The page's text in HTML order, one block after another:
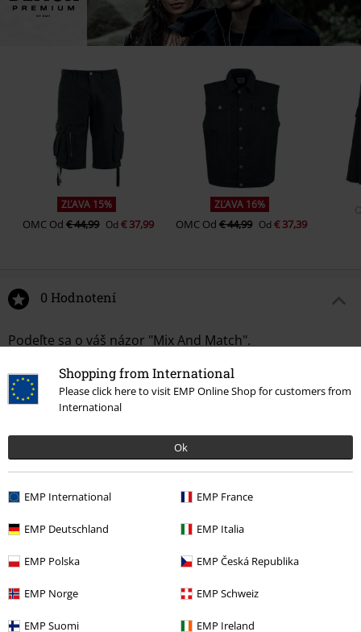
Shopping from International
Please click here to visit EMP Online Shop for customers from
International
Ok
EMP International EMP France
EMP Deutschland EMP Italia
EMP Polska EMP Česká Republika
EMP Norge EMP Schweiz
EMP Suomi EMP Ireland
ZĽAVA 15%
OMC Od€ 44,99 Od€ 37,99
ZĽAVA 16%
OMC Od€ 44,99 Od€ 37,39
0 Hodnotení
Podeľte sa o váš názor "Mix And Match".
Napísať hodnotenie